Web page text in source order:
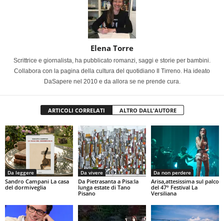
Elena Torre
Scrittrice e giornalista, ha pubblicato romanzi, saggi e storie per bambini.
Collabora con la pagina della cultura del quotidiano Il Tirreno. Ha ideato
DaSapere nel 2010 e da allora se ne prende cura.
ARTICOLI CORRELATI ALTRO DALL'AUTORE
Da leggere
Sandro Campani La casa
del dormiveglia
Da vivere
Da Pietrasanta a Pisa:la
lunga estate di Tano
Pisano
Da non perdere
Arisa,attesissima sul palco
del 47° Festival La
Versiliana